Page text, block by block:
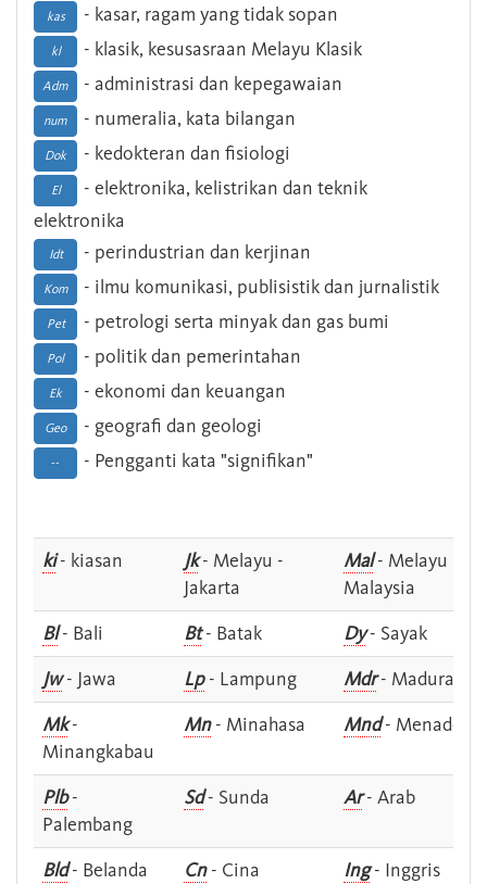
kas - kasar, ragam yang tidak sopan
kl - klasik, kesusasraan Melayu Klasik
Adm - administrasi dan kepegawaian
num - numeralia, kata bilangan
Dok - kedokteran dan fisiologi
El
- elektronika, kelistrikan dan teknik
elektronika
Idt - perindustrian dan kerjinan
Kom - ilmu komunikasi, publisistik dan jurnalistik
Pet - petrologi serta minyak dan gas bumi
Pol - politik dan pemerintahan
Ek - ekonomi dan keuangan
Geo - geografi dan geologi
-- - Pengganti kata "signifikan"
ki- kiasan Jk- Melayu -
Jakarta
Mal- Melayu -
Malaysia
Bl- Bali Bt- Batak Dy- Sayak
Jw- Jawa Lp- Lampung Mdr- Madura
Mk-
Minangkabau
Mn- Minahasa Mnd- Menado
Plb-
Palembang
Sd- Sunda Ar- Arab
Bld- Belanda Cn- Cina Ing- Inggris